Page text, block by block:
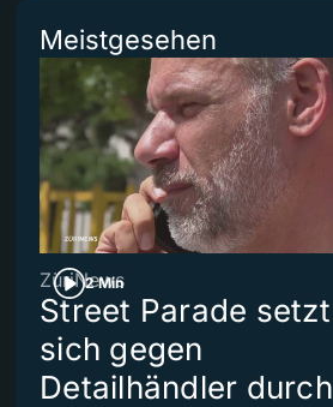
Meistgesehen
2 Min
ZüriNews
Street Parade setzt
sich gegen
Detailhändler durch